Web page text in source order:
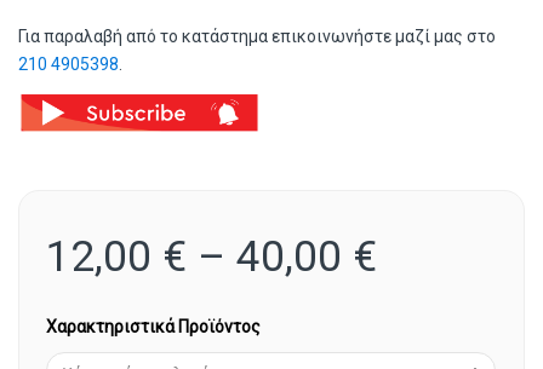
Για παραλαβή από το κατάστημα επικοινωνήστε μαζί μας στο
210 4905398
12,00 € –40,00 €
Χαρακτηριστικά Προϊόντος